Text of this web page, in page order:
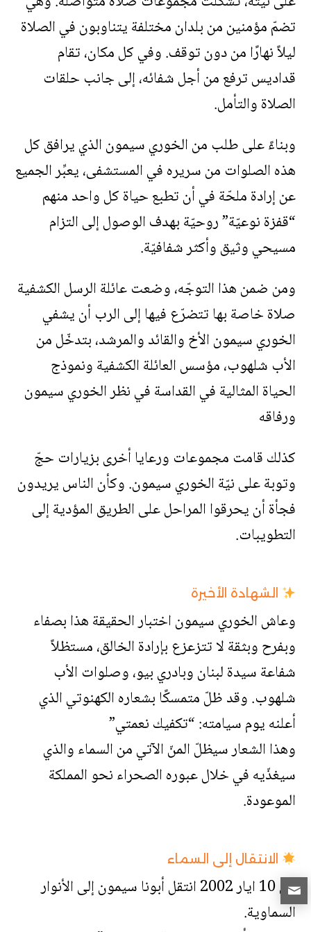
تضمّ مؤمنين من بلدان مختلفة يتناوبون في الصلاة
ليلاً نهارًا من دون توقف. وفي كل مكان، تقام
قداديس ترفع من أجل شفائه، إلى جانب حلقات
الصلاة والتأمل.
وبناءً على طلب من الخوري سيمون الذي يرافق كل
هذه الصلوات من سريره في المستشفى، يعبِّر الجميع
عن إرادة ملحّة في أن تطبع حياة كل واحد منهم
“قفزة نوعيّة” روحيّة بهدف الوصول إلى التزام
مسيحي وثيق وأكثر شفافيّة.
ومن ضمن هذا التوجّه، وضعت عائلة الرسل الكشفية
صلاة خاصة بها تتضرّع فيها إلى الرب أن يشفي
الخوري سيمون الأخ والقائد والمرشد، بتدخّل من
الأب شلهوب، مؤسس العائلة الكشفية ونموذج
الحياة المثالية في القداسة في نظر الخوري سيمون
ورفاقه
كذلك قامت مجموعات ورعايا أخرى بزيارات حجّ
وتوبة على نيّة الخوري سيمون. وكأن الناس يريدون
فجأة أن يحرقوا المراحل على الطريق المؤدية إلى
التطويبات.
الشهادة الأخيرة
وعاش الخوري سيمون اختبار الحقيقة هذا بصفاء
وبفرح وبثقة لا تتزعزع بإرادة الخالق، مستظلاً
شفاعة سيدة لبنان وبادري بيو، وصلوات الأب
شلهوب. وقد ظلّ متمسكًا بشعاره الكهنوتي الذي
أعلنه يوم سيامته: “تكفيك نعمتي”
وهذا الشعار سيظلّ المنّ الآتي من السماء والذي
سيغذّيه في خلال عبوره الصحراء نحو المملكة
الموعودة.
الانتقال إلى السماء
في 10 ايار 2002 انتقل أبونا سيمون إلى الأنوار
السماوية.